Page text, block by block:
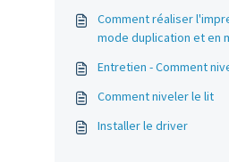
Comment réaliser
mode duplication et en
Entretien - Comment
Comment niveler le lit
Installer le driver